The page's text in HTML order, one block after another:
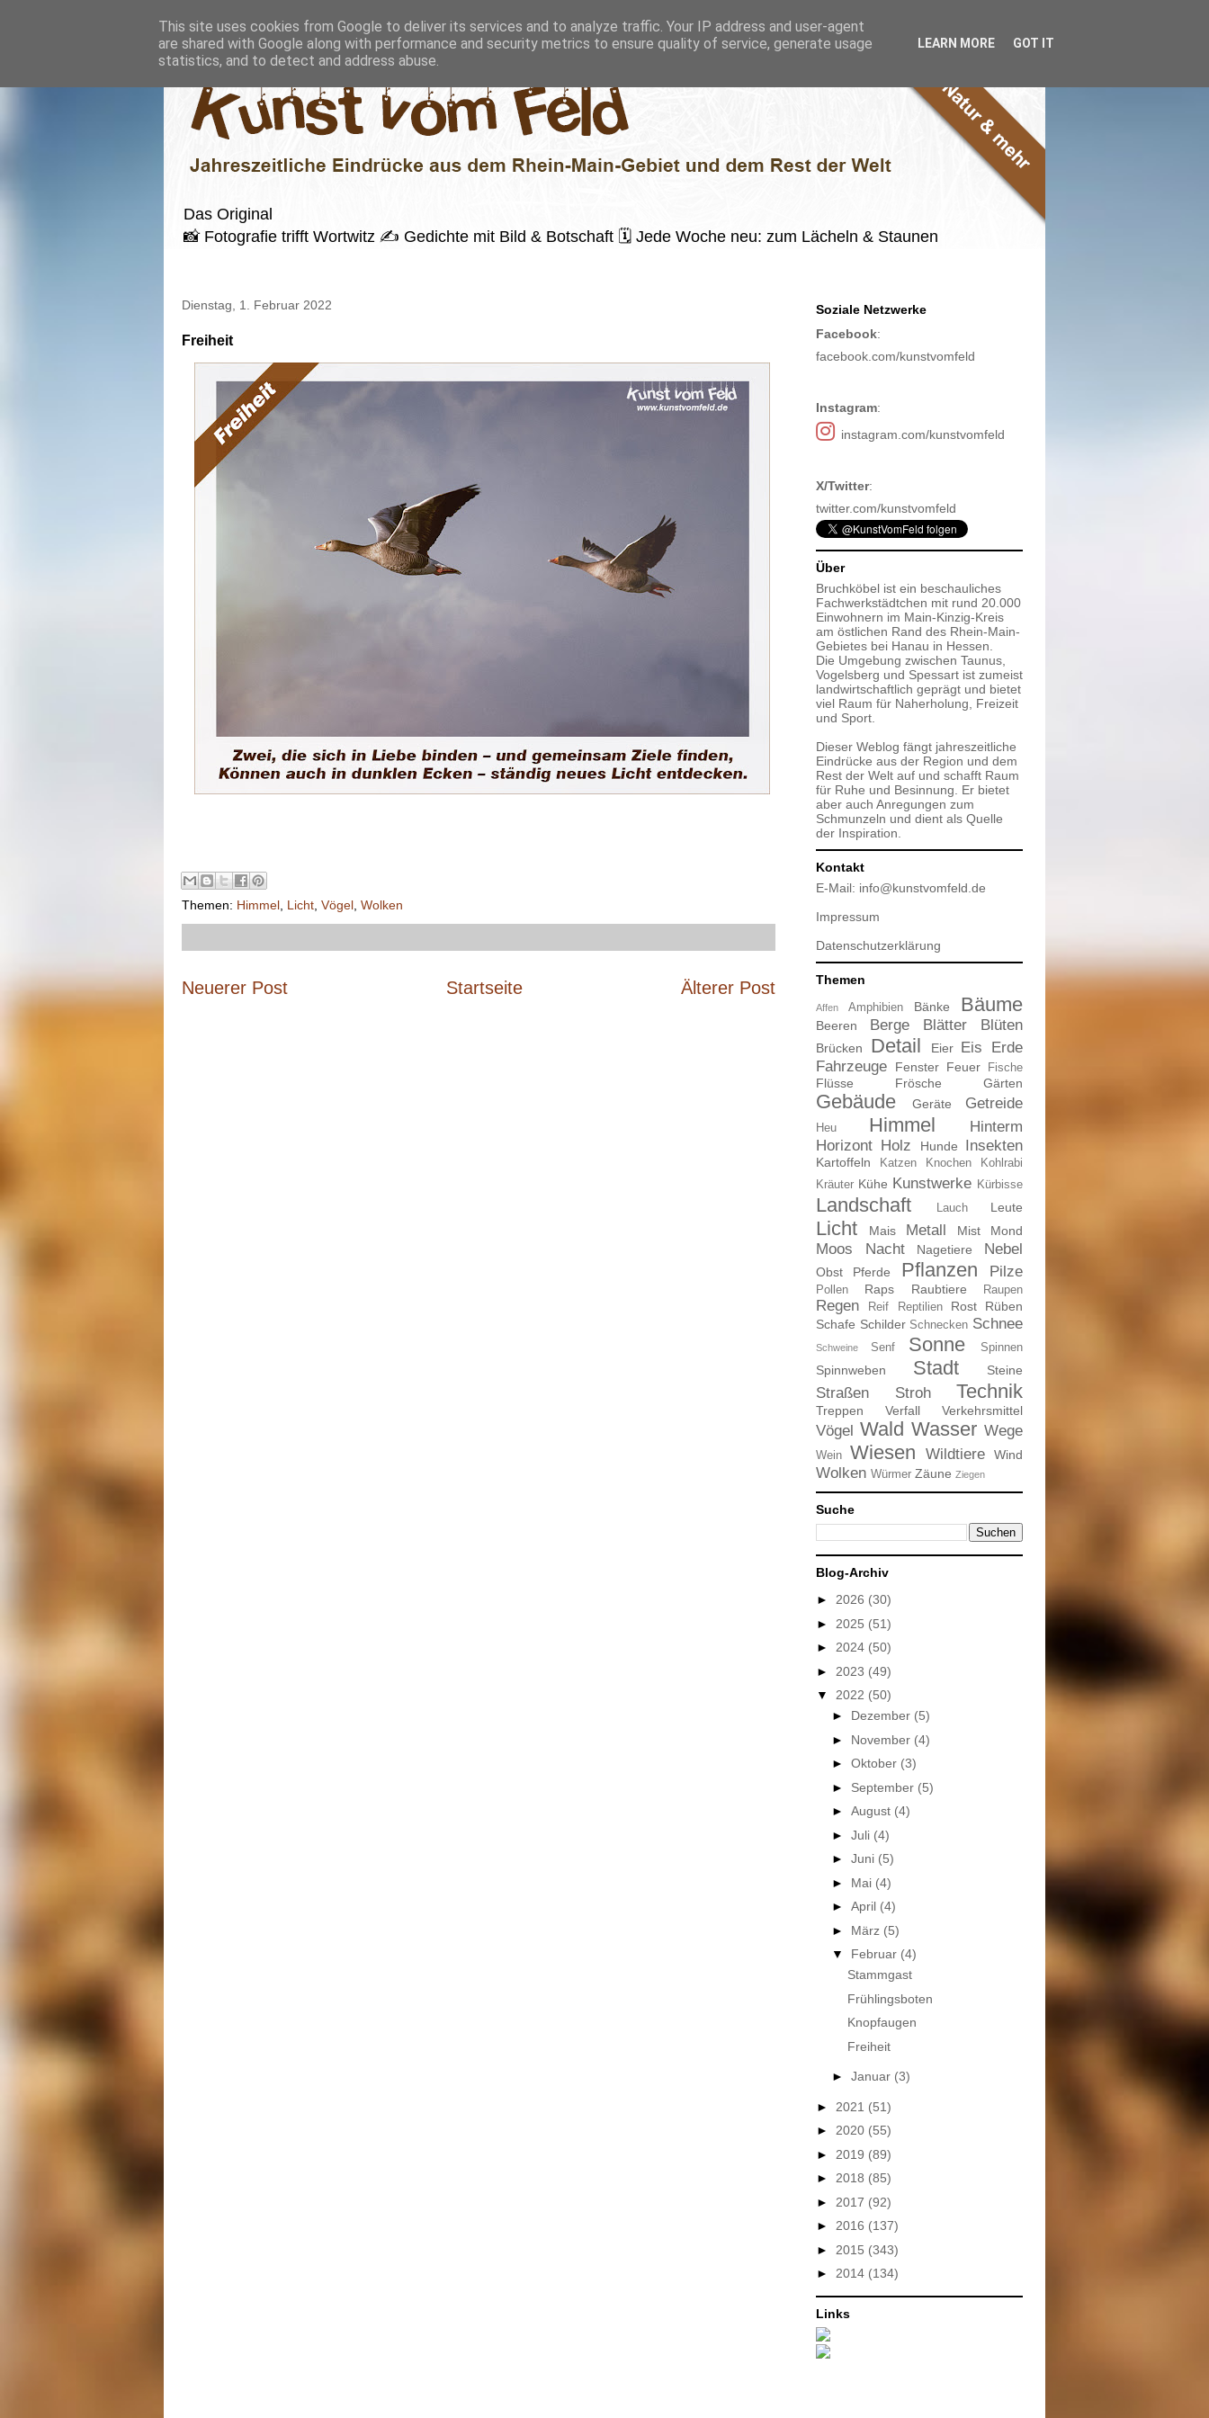
Das Original
📸 Fotografie trifft Wortwitz ✍️ Gedichte mit Bild & Botschaft 🗓 Jede Woche neu: zum Lächeln & Staunen
Dienstag, 1. Februar 2022
Freiheit
Themen: Himmel Licht Vögel Wolken
Neuerer Post Älterer Post
Startseite
Soziale Netzwerke
Facebook:
facebook.com/kunstvomfeld
Instagram:
instagram.com/kunstvomfeld
X/Twitter:
twitter.com/kunstvomfeld
Über
Bruchköbel ist ein beschauliches
Fachwerkstädtchen mit rund 20.000
Einwohnern im Main-Kinzig-Kreis
am östlichen Rand des Rhein-Main-
Gebietes bei Hanau in Hessen.
Die Umgebung zwischen Taunus,
Vogelsberg und Spessart ist zumeist
landwirtschaftlich geprägt und bietet
viel Raum für Naherholung, Freizeit
und Sport.
Dieser Weblog fängt jahreszeitliche
Eindrücke aus der Region und dem
Rest der Welt auf und schafft Raum
für Ruhe und Besinnung. Er bietet
aber auch Anregungen zum
Schmunzeln und dient als Quelle
der Inspiration.
Kontakt
E-Mail: info@kunstvomfeld.de
Impressum
Datenschutzerklärung
Themen
Affen Amphibien Bänke Bäume
Beeren Berge Blätter Blüten
Brücken Detail Eier Eis
Erde
Fahrzeuge
Fenster Feuer Fische
Flüsse Frösche Gärten
Gebäude Geräte Getreide
Heu Himmel
Hinterm
Horizont Holz Hunde Insekten
Kartoffeln Katzen Knochen
Kohlrabi
Kräuter Kühe Kunstwerke Kürbisse
Landschaft Lauch Leute
Licht Mais Metall Mist Mond
Moos Nacht Nagetiere Nebel
Obst Pferde Pflanzen Pilze
Pollen Raps Raubtiere Raupen
Regen Reif Reptilien Rost
Rüben
Schafe Schilder Schnecken Schnee
Schweine Senf Sonne Spinnen
Spinnweben Stadt Steine
Straßen Stroh Technik
Treppen Verfall Verkehrsmittel
Vögel Wald Wasser Wege
Wein Wiesen Wildtiere Wind
Wolken Würmer Zäune Ziegen
Suche
Blog-Archiv
► 2026 (30)
► 2025 (51)
► 2024 (50)
► 2023 (49)
▼ 2022 (50)
► Dezember (5)
► November (4)
► Oktober (3)
► September (5)
► August (4)
► Juli (4)
► Juni (5)
► Mai (4)
► April (4)
► März (5)
▼ Februar (4)
Stammgast
Frühlingsboten
Knopfaugen
Freiheit
► Januar (3)
► 2021 (51)
► 2020 (55)
► 2019 (89)
► 2018 (85)
► 2017 (92)
► 2016 (137)
► 2015 (343)
► 2014 (134)
Links
This site uses cookies from Google to deliver its services and to analyze traffic. Your IP address and user-agent
are shared with Google along with performance and security metrics to ensure quality of service, generate usage
statistics, and to detect and address abuse.
LEARN MORE GOT IT